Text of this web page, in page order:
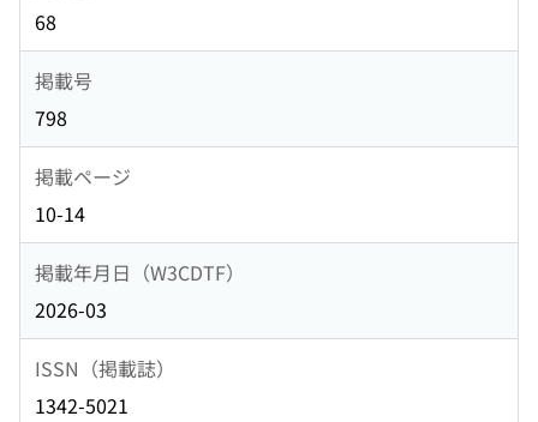
68
掲載号
798
掲載ページ
10-14
掲載年月日（W3CDTF）
2026-03
ISSN（掲載誌）
1342-5021